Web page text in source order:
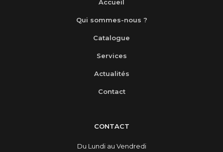
Accueil
Qui sommes-nous ?
Catalogue
Services
Actualités
Contact
CONTACT
Du Lundi au Vendredi